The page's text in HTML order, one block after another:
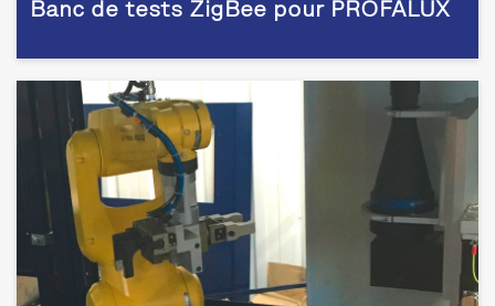
Banc de tests ZigBee pour PROFALUX